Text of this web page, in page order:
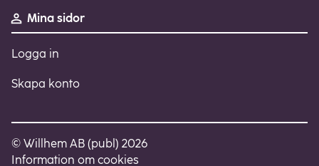
Mina sidor
Logga in
Skapa konto
© Willhem AB (publ) 2026
Information om cookies